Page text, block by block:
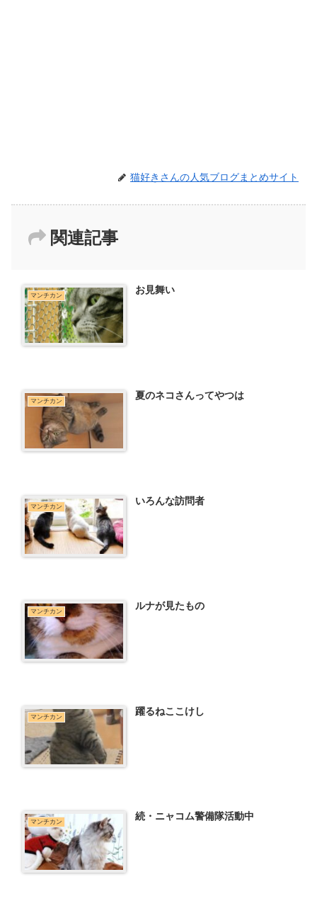
猫好きさんの人気ブログまとめサイト
関連記事
マンチカン お見舞い
マンチカン 夏のネコさんってやつは
マンチカン いろんな訪問者
マンチカン ルナが見たもの
マンチカン 躍るねここけし
マンチカン 続・ニャコム警備隊活動中